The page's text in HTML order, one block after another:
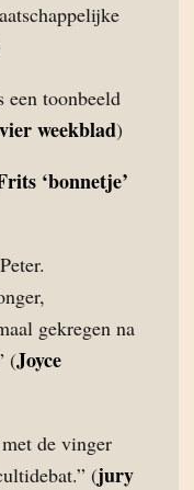
toonbeeld
weekblad)
‘bonnetje’
gekregen na
(Joyce
de vinger
(jury